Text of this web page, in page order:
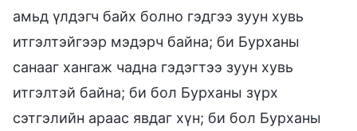
амьд үлдэгч байх болно гэдгээ зуун хувь
итгэлтэйгээр мэдэрч байна; би Бурханы
санааг хангаж чадна гэдэгтээ зуун хувь
итгэлтэй байна; би бол Бурханы зүрх
сэтгэлийн араас явдаг хүн; би бол Бурханы